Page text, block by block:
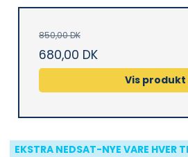
850,00 DK
680,00 DK
Vis produkt
EKSTRA NEDSAT-NYE VARE HVER